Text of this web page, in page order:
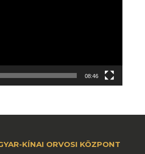
08:46
KÍNAI ORVOSI KÖZPONT